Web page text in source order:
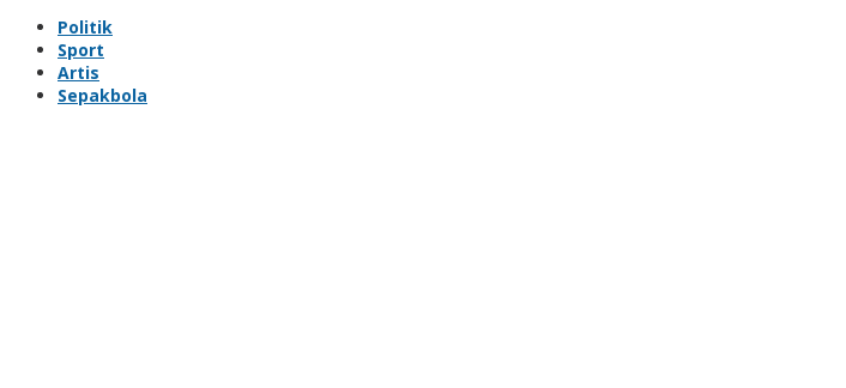
Politik
Sport
Artis
Sepakbola